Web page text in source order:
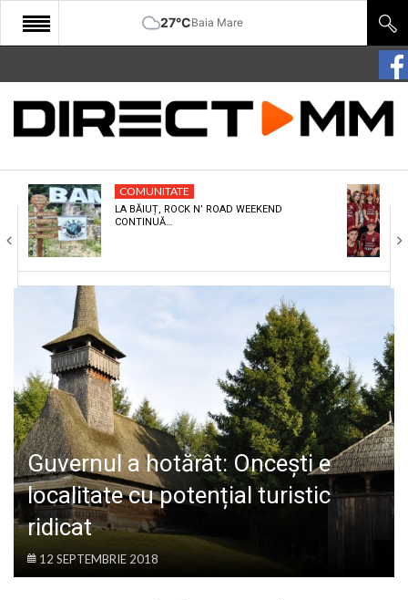
27°CBaia Mare
START
COMUNITATE
CULTURA
ECONOMIE
SANATATE
SPORT
SPECIAL
POLITIC
LIFE
COMUNITATE
LA BĂIUȚ, ROCK N’ ROAD WEEKEND
CONTINUĂ…
Guvernul a hotărât: Oncești e
localitate cu potențial turistic
ridicat
12 SEPTEMBRIE 2018